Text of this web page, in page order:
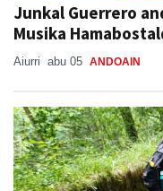
Junkal Guerrero
Musika
Aiurri abu 05 ANDOAIN